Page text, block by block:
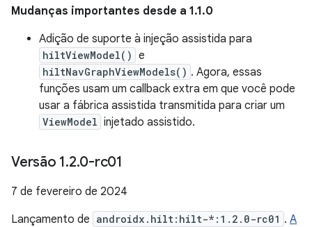
Mudanças importantes desde a 1.1.0
Adição de suporte à injeção assistida para
hiltViewModel() e
hiltNavGraphViewModels() . Agora, essas
funções usam um callback extra em que você pode
usar a fábrica assistida transmitida para criar um
ViewModel injetado assistido.
Versão 1.2.0-rc01
7 de fevereiro de 2024
Lançamento de androidx.hilt:hilt-*:1.2.0-rc01 . A